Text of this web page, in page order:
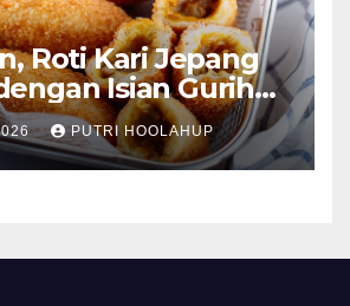
Roti Kari Jepang
Isian Gurih
PUTRI HOOLAHUP